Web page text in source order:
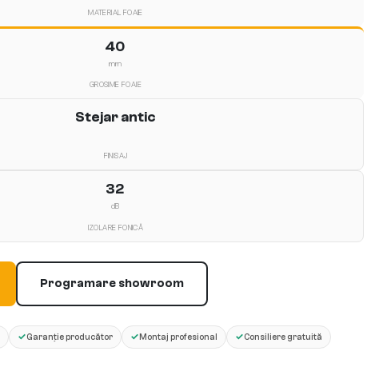
MATERIAL FOAIE
40
mm
GROSIME FOAIE
Stejar antic
FINISAJ
32
dB
IZOLARE FONICĂ
Programare showroom
✓Garanție producător ✓ Montaj profesional ✓Consiliere gratuită